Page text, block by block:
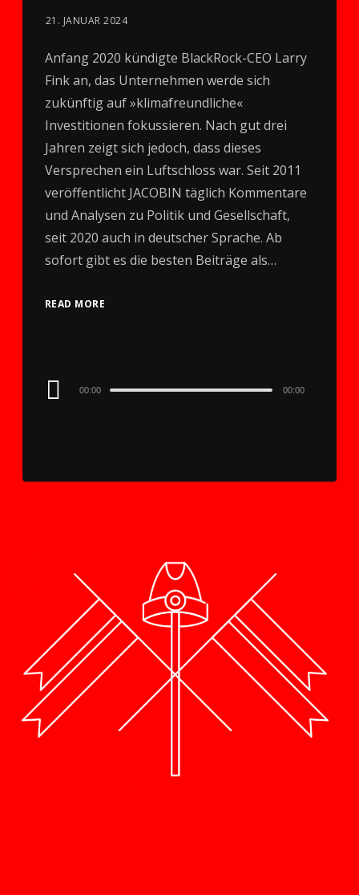
21. JANUAR 2024
Anfang 2020 kündigte BlackRock-CEO Larry
Fink an, das Unternehmen werde sich
zukünftig auf »klimafreundliche«
Investitionen fokussieren. Nach gut drei
Jahren zeigt sich jedoch, dass dieses
Versprechen ein Luftschloss war. Seit 2011
veröffentlicht JACOBIN täglich Kommentare
und Analysen zu Politik und Gesellschaft,
seit 2020 auch in deutscher Sprache. Ab
sofort gibt es die besten Beiträge als…
READ MORE
Audio
00:00 00:00